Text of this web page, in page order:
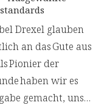
der Komplex
aus 7 B
C, NADH,
Rhodiola
Panax
Drexel glauben
an das Gute aus
Pionier der
haben wir es
gemacht, unser